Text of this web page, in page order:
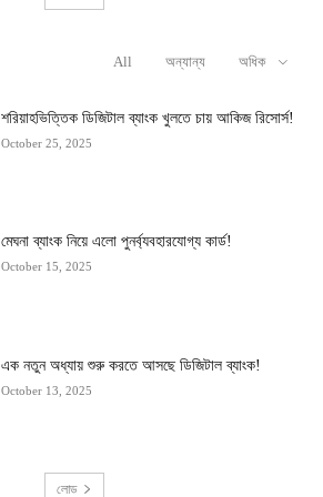
All অন্যান্য অধিক
শরিয়াহভিত্তিক ডিজিটাল ব্যাংক খুলতে চায় আকিজ রিসোর্স!
October 25, 2025
মেঘনা ব্যাংক নিয়ে এলো পুনর্ব্যবহারযোগ্য কার্ড!
October 15, 2025
এক নতুন অধ্যায় শুরু করতে আসছে ডিজিটাল ব্যাংক!
October 13, 2025
লোড